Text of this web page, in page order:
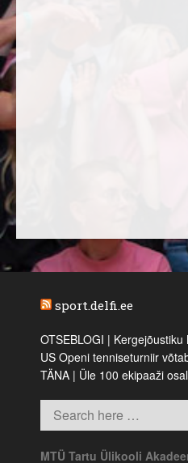
sport.delfi.ee
OTSEBLOGI |
US Openi tenniseturniir
TÄNA | Üle 100 ekipaaži
MTÜ Tartu Ülikooli